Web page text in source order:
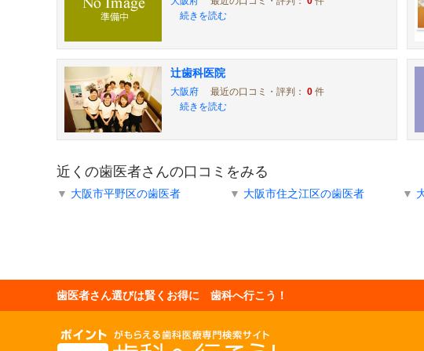
続きを読む
辻歯科医院
大阪府 最近の口コミ・評判： 0件
続きを読む
近くの歯医者さんの口コミをみる
▼ 大阪市平野区の歯医者 ▼ 大阪市住之江区の歯医者 ▼
歯医者さん選びは賢くお得に 歯科へ行こう！